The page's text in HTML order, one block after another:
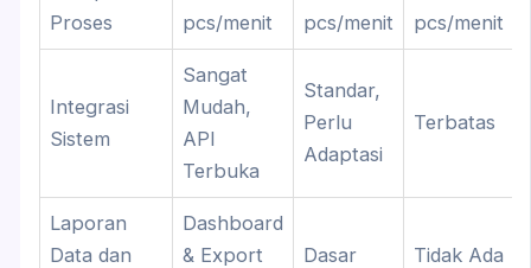
Proses
pcs/menit
pcs/menit
pcs/menit
Integrasi
Sistem
Sangat
Mudah,
API
Terbuka
Standar,
Perlu
Adaptasi
Terbatas
Laporan
Data dan
Dashboard
& Export
Dasar Tidak Ada